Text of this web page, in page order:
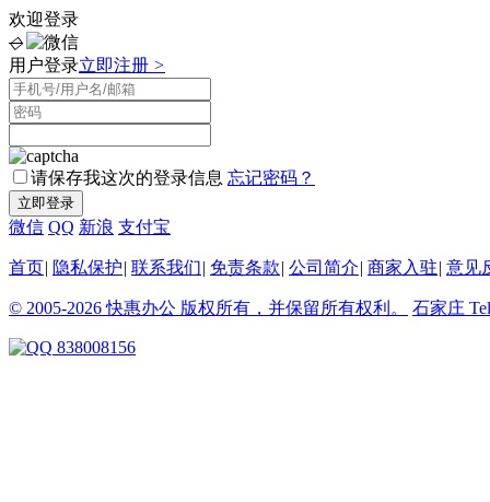
欢迎登录
◇
用户登录立即注册 >
请保存我这次的登录信息 忘记密码？
微信 QQ 新浪 支付宝
首页| 隐私保护| 联系我们| 免责条款| 公司简介| 商家入驻| 意见
© 2005-2026 快惠办公 版权所有，并保留所有权利。 石家庄
838008156